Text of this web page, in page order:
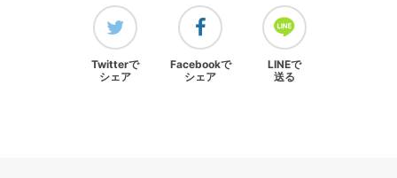
Twitterで
シェア
Facebookで
シェア
LINEで
送る